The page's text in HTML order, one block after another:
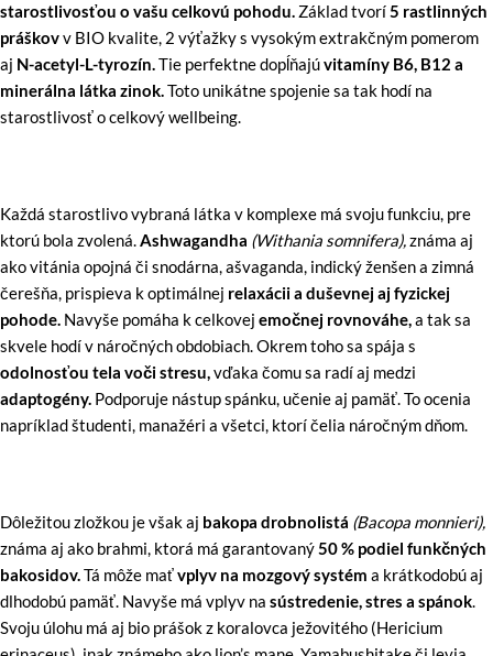
starostlivosťou o vašu celkovú pohodu. Základ tvorí5 rastlinných
práškovv BIO kvalite, 2 výťažky s vysokým extrakčným pomerom
aj N-acetyl-L-tyrozín.Tie perfektne dopĺňajúvitamíny B6, B12 a
minerálna látka zinok.Toto unikátne spojenie sa tak hodí na
starostlivosť o celkový wellbeing.
Každá starostlivo vybraná látka v komplexe má svoju funkciu, pre
ktorú bola zvolená.Ashwagandha (Withania somnifera),známa aj
ako vitánia opojná či snodárna, ašvaganda, indický ženšen a zimná
čerešňa, prispieva k optimálnej relaxácii a duševnej aj fyzickej
pohode. Navyše pomáha k celkovej emočnej rovnováhe,a tak sa
skvele hodí v náročných obdobiach. Okrem toho sa spája s
odolnosťou tela voči stresu,vďaka čomu sa radí aj medzi
adaptogény. Podporuje nástup spánku, učenie aj pamäť. To ocenia
napríklad študenti, manažéri a všetci, ktorí čelia náročným dňom.
Dôležitou zložkou je však aj bakopa drobnolistá (Bacopa monnieri),
známa aj ako brahmi, ktorá má garantovaný50 % podiel funkčných
bakosidov.Tá môže maťvplyv na mozgový systém a krátkodobú aj
dlhodobú pamäť. Navyše má vplyv na sústredenie, stres a spánok.
Svoju úlohu má aj bio prášok z koralovca ježovitého (Hericium